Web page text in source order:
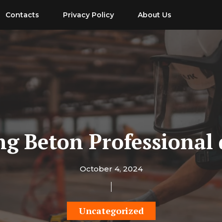
Contacts Privacy Policy About Us
Beton
October 4, 2024
Uncategorized